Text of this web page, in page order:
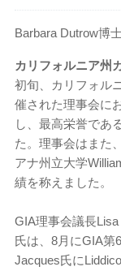
Barbara Dutrow博
カリフォルニア州
初旬、カリフォル
催された理事会に
し、最高栄誉であ
た。理事会はまた
アナ州立大学
績を称えました。
GIA理事会議長
氏は、8月にGIA第
Jacques氏に